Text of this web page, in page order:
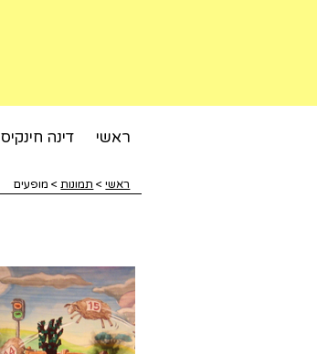
ראשי דינה חינקיס
ראשי> תמונות> מופעים